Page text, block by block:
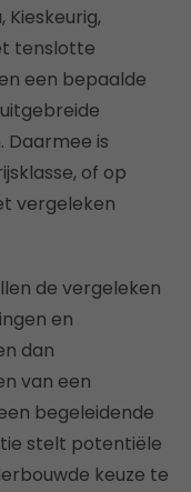
Kieskeurig,
tenslotte
een bepaalde
Daarmee is
of op
vergeleken
de vergeleken
en
dan
van een
begeleidende
stelt potentiële
keuze te